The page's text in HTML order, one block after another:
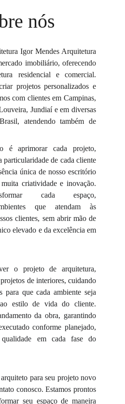
nós
Igor Mendes Arquitetura
imobiliário, oferecendo
residencial e comercial.
projetos personalizados e
com clientes em Campinas,
Jundiaí e em diversas
atendendo também de
é aprimorar cada projeto,
particularidade de cada cliente
única de nosso escritório
criatividade e inovação.
cada espaço,
que atendam às
clientes, sem abrir mão de
elevado e da excelência em
o projeto de arquitetura,
de interiores, cuidando
para que cada ambiente seja
estilo de vida do cliente.
da obra, garantindo
conforme planejado,
em cada fase do
para seu projeto novo
conosco. Estamos prontos
seu espaço de maneira